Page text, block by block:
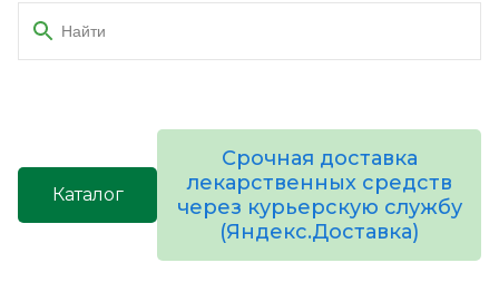
Каталог
Срочная доставка
лекарственных средств
через курьерскую службу
(Яндекс.Доставка)